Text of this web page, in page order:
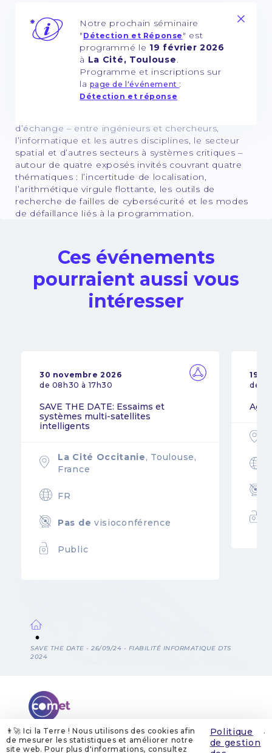
👨‍🚀 Ici la Terre ! Nous utilisons des cookies afin
de mesurer les statistiques et améliorer notre
site web. Pour plus d'informations, consultez
Politique
de gestion
.
Notre prochain séminaire
" Détection et Réponse " est
programmé le 19 février 2026
à La Cité, Toulouse
Programme et inscriptions sur
lapage de l'événement :
Détection et réponse
d’échange – entre ingénieurs et chercheurs,
l’informatique et les autres disciplines, le secteur
spatial et d’autres secteurs à systèmes critiques –
autour de quatre exposés invités couvrant quatre
thématiques : l’incertitude de localisation,
l’arithmétique virgule flottante, les outils de
recherche de failles de cybersécurité et les modes
de défaillance liés à la programmation.
Ces événements
pourraient aussi vous
intéresser
30 novembre 2026
de 08h30 à 17h30
SAVE THE DATE: Essaims et
systèmes multi-satellites
intelligents
La Cité Occitanie, Toulouse,
France
FR
Pas de visioconférence
Public
19
de
Fil
d'Ariane
SAVE THE DATE - 26/09/24 - FIABILITÉ INFORMATIQUE DTS
2024
QUI SOMMES-NOUS
MENTIONS LÉGALES